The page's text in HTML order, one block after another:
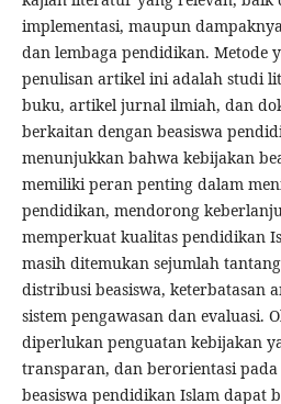
implementasi, maupun
dan lembaga pendidikan. Metode
penulisan artikel ini adalah studi
buku, artikel jurnal ilmiah, dan
berkaitan dengan beasiswa
menunjukkan bahwa kebijakan
memiliki peran penting dalam
pendidikan, mendorong
memperkuat kualitas pendidikan
masih ditemukan sejumlah
distribusi beasiswa, keterbatasan
sistem pengawasan dan evaluasi.
diperlukan penguatan kebijakan
transparan, dan berorientasi pada
beasiswa pendidikan Islam dapat